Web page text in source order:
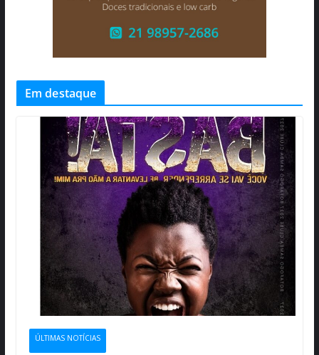
Em destaque
ÚLTIMAS NOTÍCIAS